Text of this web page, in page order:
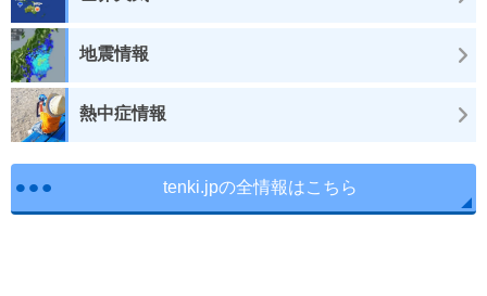
地震情報
熱中症情報
tenki.jpの全情報はこちら